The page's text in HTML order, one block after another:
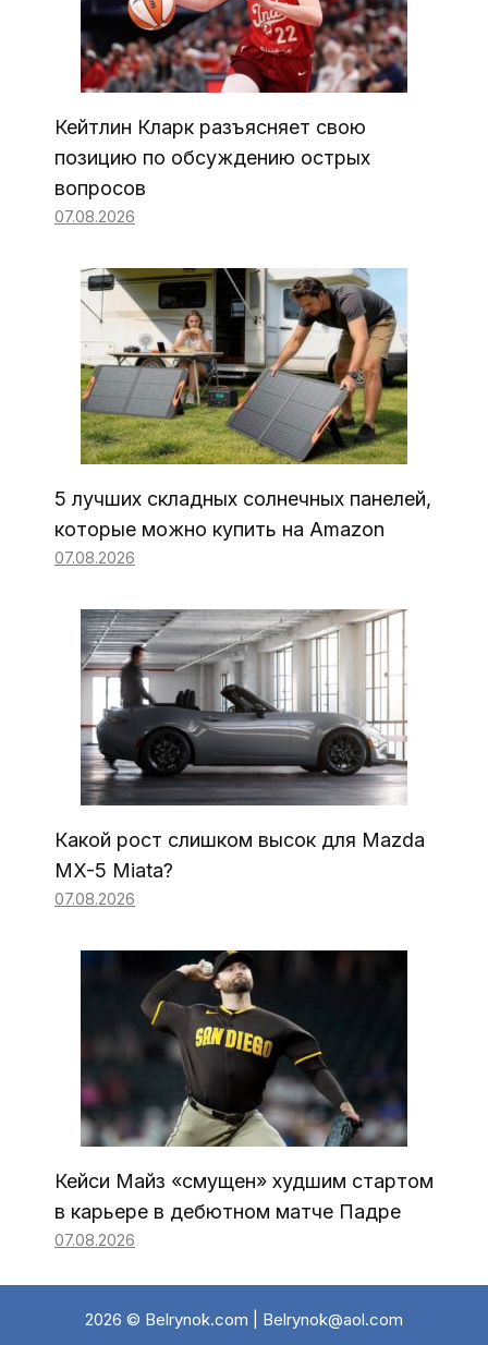
Кейтлин Кларк разъясняет свою
позицию по обсуждению острых
вопросов
07.08.2026
5 лучших складных солнечных панелей,
которые можно купить на Amazon
07.08.2026
Какой рост слишком высок для Mazda
MX-5 Miata?
07.08.2026
Кейси Майз «смущен» худшим стартом
в карьере в дебютном матче Падре
07.08.2026
2026 © Belrynok.com | Belrynok@aol.com